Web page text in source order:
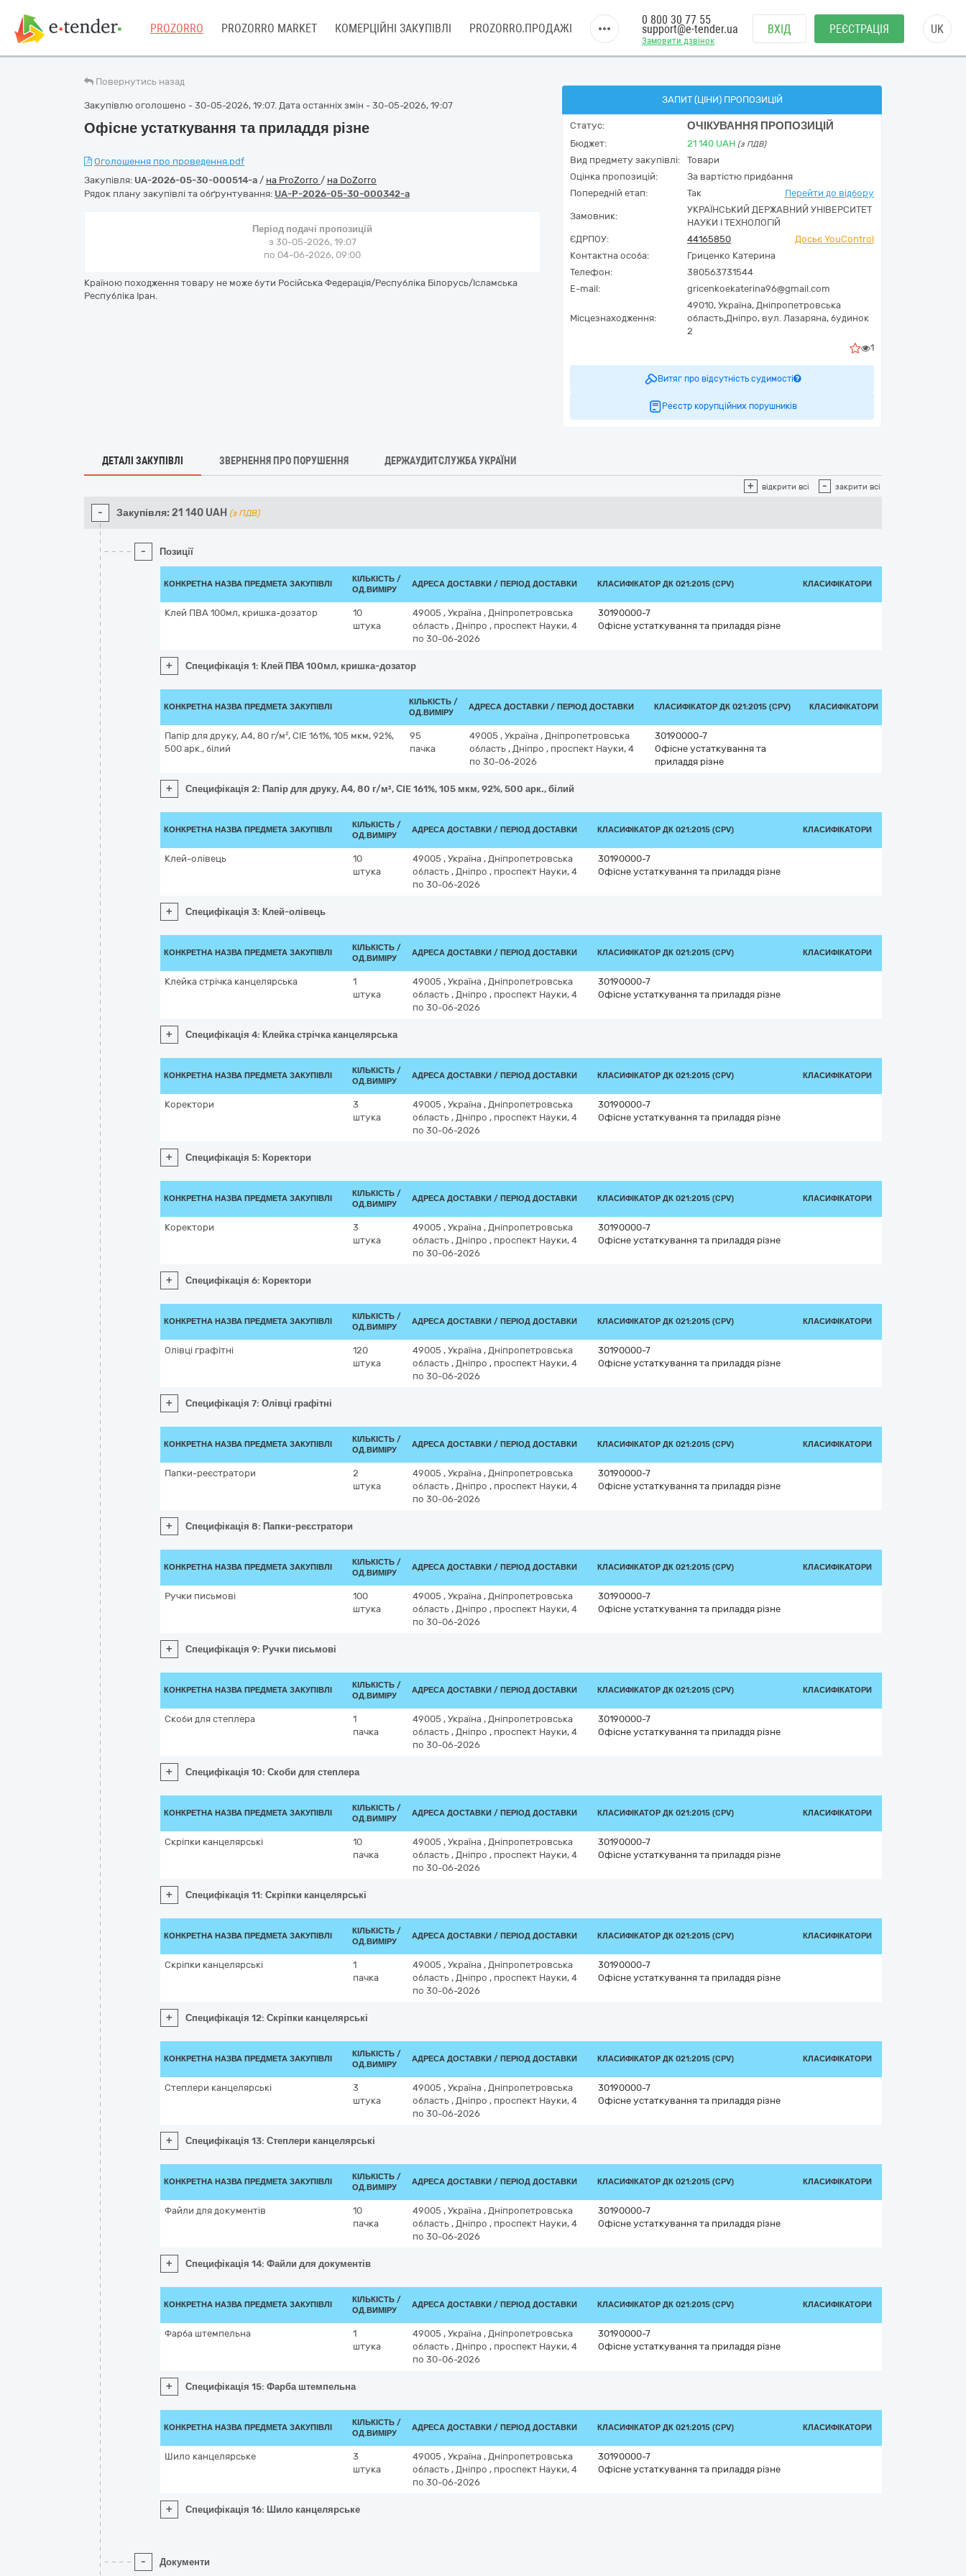
PROZORRO PROZORRO MARKET КОМЕРЦІЙНІ ЗАКУПІВЛІ PROZORRO.ПРОДАЖІ
Замовити дзвінок
0 800 30 77 55
support@e-tender.ua ВХІД РЕЄСТРАЦІЯ UK
Повернутись назад
Закупівлю оголошено - 30-05-2026, 19:07. Дата останніх змін - 30-05-2026, 19:07
Офісне устаткування та приладдя різне
Оголошення про проведення.pdf
Закупівля: UA-2026-05-30-000514-a / на ProZorro / на DoZorro
Рядок плану закупівлі та обґрунтування: UA-P-2026-05-30-000342-a
Період подачі пропозицій
з 30-05-2026, 19:07
по 04-06-2026, 09:00
Країною походження товару не може бути Російська Федерація/Республіка Білорусь/Ісламська
Республіка Іран.
ЗАПИТ (ЦІНИ) ПРОПОЗИЦІЙ
Статус: ОЧІКУВАННЯ ПРОПОЗИЦІЙ
Бюджет: 21 140 UAH (з ПДВ)
Вид предмету закупівлі:
Товари
Оцінка пропозицій:
За вартістю придбання
Попередній етап:
Так Перейти до відбору
Замовник:
УКРАЇНСЬКИЙ ДЕРЖАВНИЙ УНІВЕРСИТЕТ
НАУКИ І ТЕХНОЛОГІЙ
ЄДРПОУ:
44165850
Досьє YouControl
Контактна особа:
Гриценко Катерина
Телефон:
380563731544
E-mail:
gricenkoekaterina96@gmail.com
Місцезнаходження:
49010, Україна, Дніпропетровська
область,Дніпро, вул. Лазаряна, будинок
2
1
Витяг про відсутність судимості
Реєстр корупційних порушників
ДЕТАЛІ ЗАКУПІВЛІ ЗВЕРНЕННЯ ПРО ПОРУШЕННЯ ДЕРЖАУДИТСЛУЖБА УКРАЇНИ
+ відкрити всі - закрити всі
- Закупівля: 21 140 UAH (з ПДВ)
- Позиції
КОНКРЕТНА НАЗВА ПРЕДМЕТА ЗАКУПІВЛІ
КІЛЬКІСТЬ /
ОД.ВИМІРУ
АДРЕСА ДОСТАВКИ / ПЕРІОД ДОСТАВКИ КЛАСИФІКАТОР ДК 021:2015 (CPV) КЛАСИФІКАТОРИ
Клей ПВА 100мл, кришка-дозатор
10
штука
49005 , Україна , Дніпропетровська
область , Дніпро , проспект Науки, 4
по 30-06-2026
30190000-7
Офісне устаткування та приладдя різне
+ Специфікація 1: Клей ПВА 100мл, кришка-дозатор
КОНКРЕТНА НАЗВА ПРЕДМЕТА ЗАКУПІВЛІ
КІЛЬКІСТЬ /
ОД.ВИМІРУ
АДРЕСА ДОСТАВКИ / ПЕРІОД ДОСТАВКИ КЛАСИФІКАТОР ДК 021:2015 (CPV) КЛАСИФІКАТОРИ
Папір для друку, А4, 80 г/м², СIE 161%, 105 мкм, 92%,
500 арк., білий
95
пачка
49005 , Україна , Дніпропетровська
область , Дніпро , проспект Науки, 4
по 30-06-2026
30190000-7
Офісне устаткування та
приладдя різне
+ Специфікація 2: Папір для друку, А4, 80 г/м², СIE 161%, 105 мкм, 92%, 500 арк., білий
КОНКРЕТНА НАЗВА ПРЕДМЕТА ЗАКУПІВЛІ
КІЛЬКІСТЬ /
ОД.ВИМІРУ
АДРЕСА ДОСТАВКИ / ПЕРІОД ДОСТАВКИ КЛАСИФІКАТОР ДК 021:2015 (CPV) КЛАСИФІКАТОРИ
Клей-олівець
10
штука
49005 , Україна , Дніпропетровська
область , Дніпро , проспект Науки, 4
по 30-06-2026
30190000-7
Офісне устаткування та приладдя різне
+ Специфікація 3: Клей-олівець
КОНКРЕТНА НАЗВА ПРЕДМЕТА ЗАКУПІВЛІ
КІЛЬКІСТЬ /
ОД.ВИМІРУ
АДРЕСА ДОСТАВКИ / ПЕРІОД ДОСТАВКИ КЛАСИФІКАТОР ДК 021:2015 (CPV) КЛАСИФІКАТОРИ
Клейка стрічка канцелярська
1
штука
49005 , Україна , Дніпропетровська
область , Дніпро , проспект Науки, 4
по 30-06-2026
30190000-7
Офісне устаткування та приладдя різне
+ Специфікація 4: Клейка стрічка канцелярська
КОНКРЕТНА НАЗВА ПРЕДМЕТА ЗАКУПІВЛІ
КІЛЬКІСТЬ /
ОД.ВИМІРУ
АДРЕСА ДОСТАВКИ / ПЕРІОД ДОСТАВКИ КЛАСИФІКАТОР ДК 021:2015 (CPV) КЛАСИФІКАТОРИ
Коректори
3
штука
49005 , Україна , Дніпропетровська
область , Дніпро , проспект Науки, 4
по 30-06-2026
30190000-7
Офісне устаткування та приладдя різне
+ Специфікація 5: Коректори
КОНКРЕТНА НАЗВА ПРЕДМЕТА ЗАКУПІВЛІ
КІЛЬКІСТЬ /
ОД.ВИМІРУ
АДРЕСА ДОСТАВКИ / ПЕРІОД ДОСТАВКИ КЛАСИФІКАТОР ДК 021:2015 (CPV) КЛАСИФІКАТОРИ
Коректори
3
штука
49005 , Україна , Дніпропетровська
область , Дніпро , проспект Науки, 4
по 30-06-2026
30190000-7
Офісне устаткування та приладдя різне
+ Специфікація 6: Коректори
КОНКРЕТНА НАЗВА ПРЕДМЕТА ЗАКУПІВЛІ
КІЛЬКІСТЬ /
ОД.ВИМІРУ
АДРЕСА ДОСТАВКИ / ПЕРІОД ДОСТАВКИ КЛАСИФІКАТОР ДК 021:2015 (CPV) КЛАСИФІКАТОРИ
Олівці графітні
120
штука
49005 , Україна , Дніпропетровська
область , Дніпро , проспект Науки, 4
по 30-06-2026
30190000-7
Офісне устаткування та приладдя різне
+ Специфікація 7: Олівці графітні
КОНКРЕТНА НАЗВА ПРЕДМЕТА ЗАКУПІВЛІ
КІЛЬКІСТЬ /
ОД.ВИМІРУ
АДРЕСА ДОСТАВКИ / ПЕРІОД ДОСТАВКИ КЛАСИФІКАТОР ДК 021:2015 (CPV) КЛАСИФІКАТОРИ
Папки-реєстратори
2
штука
49005 , Україна , Дніпропетровська
область , Дніпро , проспект Науки, 4
по 30-06-2026
30190000-7
Офісне устаткування та приладдя різне
+ Специфікація 8: Папки-реєстратори
КОНКРЕТНА НАЗВА ПРЕДМЕТА ЗАКУПІВЛІ
КІЛЬКІСТЬ /
ОД.ВИМІРУ
АДРЕСА ДОСТАВКИ / ПЕРІОД ДОСТАВКИ КЛАСИФІКАТОР ДК 021:2015 (CPV) КЛАСИФІКАТОРИ
Ручки письмові
100
штука
49005 , Україна , Дніпропетровська
область , Дніпро , проспект Науки, 4
по 30-06-2026
30190000-7
Офісне устаткування та приладдя різне
+ Специфікація 9: Ручки письмові
КОНКРЕТНА НАЗВА ПРЕДМЕТА ЗАКУПІВЛІ
КІЛЬКІСТЬ /
ОД.ВИМІРУ
АДРЕСА ДОСТАВКИ / ПЕРІОД ДОСТАВКИ КЛАСИФІКАТОР ДК 021:2015 (CPV) КЛАСИФІКАТОРИ
Скоби для степлера
1
пачка
49005 , Україна , Дніпропетровська
область , Дніпро , проспект Науки, 4
по 30-06-2026
30190000-7
Офісне устаткування та приладдя різне
+ Специфікація 10: Скоби для степлера
КОНКРЕТНА НАЗВА ПРЕДМЕТА ЗАКУПІВЛІ
КІЛЬКІСТЬ /
ОД.ВИМІРУ
АДРЕСА ДОСТАВКИ / ПЕРІОД ДОСТАВКИ КЛАСИФІКАТОР ДК 021:2015 (CPV) КЛАСИФІКАТОРИ
Скріпки канцелярські
10
пачка
49005 , Україна , Дніпропетровська
область , Дніпро , проспект Науки, 4
по 30-06-2026
30190000-7
Офісне устаткування та приладдя різне
+ Специфікація 11: Скріпки канцелярські
КОНКРЕТНА НАЗВА ПРЕДМЕТА ЗАКУПІВЛІ
КІЛЬКІСТЬ /
ОД.ВИМІРУ
АДРЕСА ДОСТАВКИ / ПЕРІОД ДОСТАВКИ КЛАСИФІКАТОР ДК 021:2015 (CPV) КЛАСИФІКАТОРИ
Скріпки канцелярські
1
пачка
49005 , Україна , Дніпропетровська
область , Дніпро , проспект Науки, 4
по 30-06-2026
30190000-7
Офісне устаткування та приладдя різне
+ Специфікація 12: Скріпки канцелярські
КОНКРЕТНА НАЗВА ПРЕДМЕТА ЗАКУПІВЛІ
КІЛЬКІСТЬ /
ОД.ВИМІРУ
АДРЕСА ДОСТАВКИ / ПЕРІОД ДОСТАВКИ КЛАСИФІКАТОР ДК 021:2015 (CPV) КЛАСИФІКАТОРИ
Степлери канцелярські
3
штука
49005 , Україна , Дніпропетровська
область , Дніпро , проспект Науки, 4
по 30-06-2026
30190000-7
Офісне устаткування та приладдя різне
+ Специфікація 13: Степлери канцелярські
КОНКРЕТНА НАЗВА ПРЕДМЕТА ЗАКУПІВЛІ
КІЛЬКІСТЬ /
ОД.ВИМІРУ
АДРЕСА ДОСТАВКИ / ПЕРІОД ДОСТАВКИ КЛАСИФІКАТОР ДК 021:2015 (CPV) КЛАСИФІКАТОРИ
Файли для документів
10
пачка
49005 , Україна , Дніпропетровська
область , Дніпро , проспект Науки, 4
по 30-06-2026
30190000-7
Офісне устаткування та приладдя різне
+ Специфікація 14: Файли для документів
КОНКРЕТНА НАЗВА ПРЕДМЕТА ЗАКУПІВЛІ
КІЛЬКІСТЬ /
ОД.ВИМІРУ
АДРЕСА ДОСТАВКИ / ПЕРІОД ДОСТАВКИ КЛАСИФІКАТОР ДК 021:2015 (CPV) КЛАСИФІКАТОРИ
Фарба штемпельна
1
штука
49005 , Україна , Дніпропетровська
область , Дніпро , проспект Науки, 4
по 30-06-2026
30190000-7
Офісне устаткування та приладдя різне
+ Специфікація 15: Фарба штемпельна
КОНКРЕТНА НАЗВА ПРЕДМЕТА ЗАКУПІВЛІ
КІЛЬКІСТЬ /
ОД.ВИМІРУ
АДРЕСА ДОСТАВКИ / ПЕРІОД ДОСТАВКИ КЛАСИФІКАТОР ДК 021:2015 (CPV) КЛАСИФІКАТОРИ
Шило канцелярське
3
штука
49005 , Україна , Дніпропетровська
область , Дніпро , проспект Науки, 4
по 30-06-2026
30190000-7
Офісне устаткування та приладдя різне
+ Специфікація 16: Шило канцелярське
- Документи